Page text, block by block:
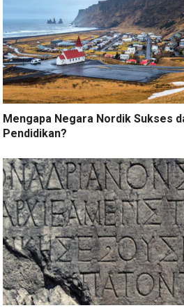
Mengapa Negara Nordik Sukses
Pendidikan?